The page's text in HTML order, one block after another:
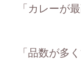
「カレーが最
「品数が多